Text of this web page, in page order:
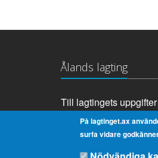
Ålands lagting
Till lagtingets
anta landskapets
övervaka
På lagtinget.ax
surfa vidare